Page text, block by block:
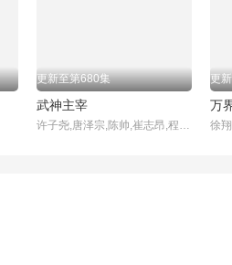
更新至第680集
武神主宰
许子尧,唐泽宗,陈帅,崔志昂,程振坤
更
万
徐